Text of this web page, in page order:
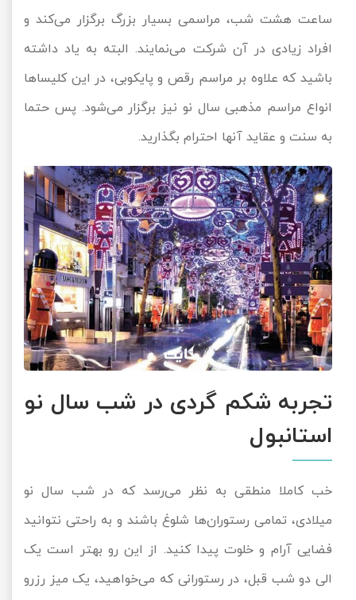
ساعت هشت شب، مراسمی بسیار بزرگ برگزار می‌کند و
افراد زیادی در آن شرکت می‌نمایند. البته به یاد داشته
باشید که علاوه بر مراسم رقص و پایکوبی، در این کلیساها
انواع مراسم مذهبی سال نو نیز برگزار می‌شود. پس حتما
به سنت و عقاید آنها احترام بگذارید.
تجربه شکم گردی در شب سال نو
استانبول
خب کاملا منطقی به نظر می‌رسد که در شب سال نو
میلادی، تمامی رستوران‌ها شلوغ باشند و به راحتی نتوانید
فضایی آرام و خلوت پیدا کنید. از این رو بهتر است یک
الی دو شب قبل، در رستورانی که می‌خواهید، یک میز رزرو